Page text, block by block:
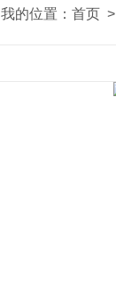
我的位置： 首页 >